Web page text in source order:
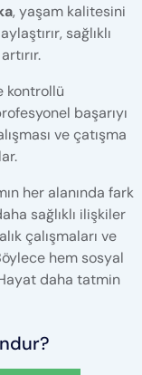
, yaşam kalitesini
sağlıklı
kontrollü
başarıyı
ve çatışma
her alanında fark
sağlıklı ilişkiler
çalışmaları ve
hem sosyal
daha tatmin